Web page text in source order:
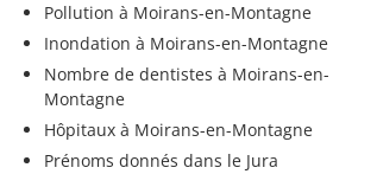
Pollution à Moirans-en-Montagne
Inondation à Moirans-en-Montagne
Nombre de dentistes à Moirans-en-
Montagne
Hôpitaux à Moirans-en-Montagne
Prénoms donnés dans le Jura